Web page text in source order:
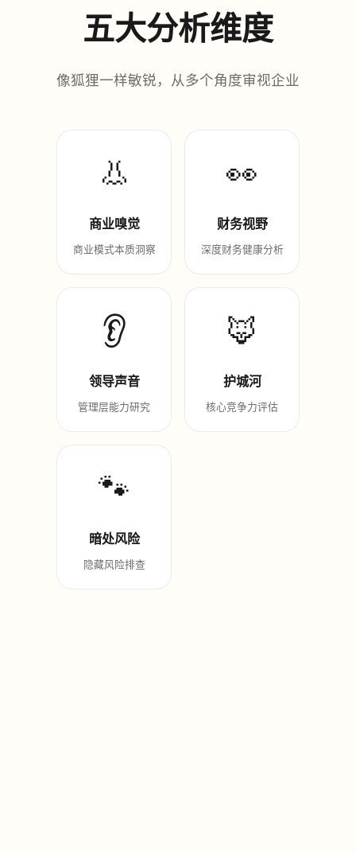
五大分析维度
像狐狸一样敏锐，从多个角度审视企业
👃
商业嗅觉
商业模式本质洞察
👀
财务视野
深度财务健康分析
👂
领导声音
管理层能力研究
🦊
护城河
核心竞争力评估
🐾
暗处风险
隐藏风险排查